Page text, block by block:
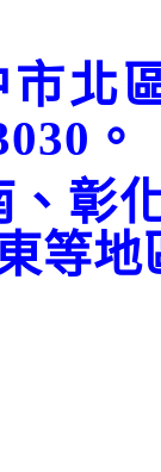
北
。
彰
等地